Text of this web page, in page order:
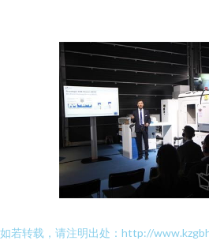
如若转载，请注明出处：http://